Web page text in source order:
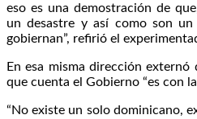
eso es una demostración de
un desastre y así como son
gobiernan”, refirió el
En esa misma dirección externó
que cuenta el Gobierno “es con
“No existe un solo dominicano,